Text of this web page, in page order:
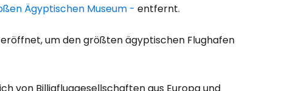
Ägyptischen Museum - entfernt.
um den größten ägyptischen Flughafen